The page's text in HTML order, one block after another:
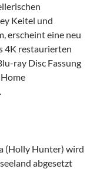
Keitel und
erscheint eine neu
4K restaurierten
ray Disc Fassung
(Holly Hunter) wird
abgesetzt